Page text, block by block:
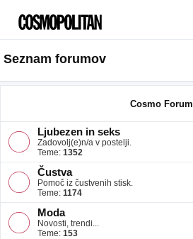
Seznam forumov
Cosmo Forum
Ljubezen in seks
Zadovolj(e)n/a v postelji.
Teme: 1352
Čustva
Pomoč iz čustvenih stisk.
Teme: 1174
Moda
Novosti, trendi...
Teme: 153